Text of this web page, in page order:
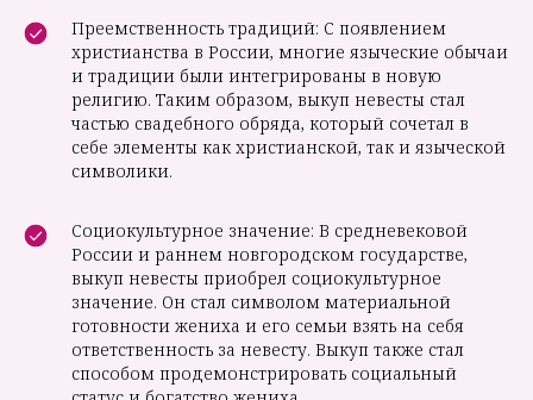
Преемственность традиций: С появлением
христианства в России, многие языческие обычаи
и традиции были интегрированы в новую
религию. Таким образом, выкуп невесты стал
частью свадебного обряда, который сочетал в
себе элементы как христианской, так и языческой
символики.
Социокультурное значение: В средневековой
России и раннем новгородском государстве,
выкуп невесты приобрел социокультурное
значение. Он стал символом материальной
готовности жениха и его семьи взять на себя
ответственность за невесту. Выкуп также стал
способом продемонстрировать социальный